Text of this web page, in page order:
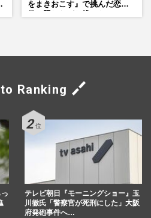
をまきおこす』で挑んだ恋人
Ranking
テレビ朝日『モーニングショー』玉
川徹氏「警察官が死刑にした」大阪
府発砲事件へ…